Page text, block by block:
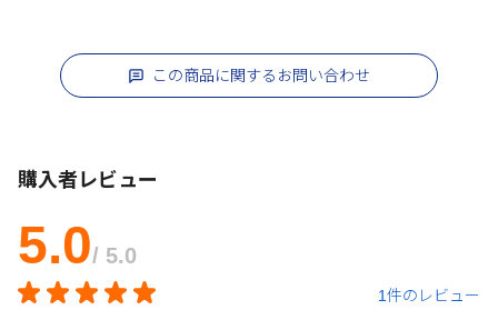
この商品に関するお問い合わせ
購入者レビュー
5.0/ 5.0
1件のレビュー